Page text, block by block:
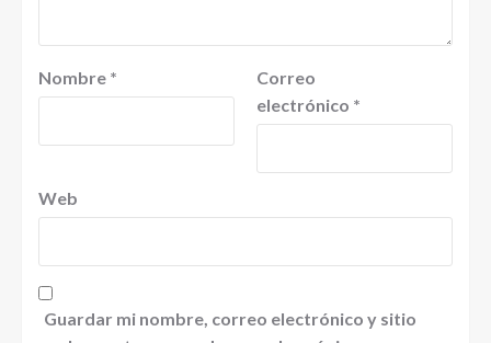
Nombre *
Correo
electrónico *
Web
Guardar mi nombre, correo electrónico y sitio